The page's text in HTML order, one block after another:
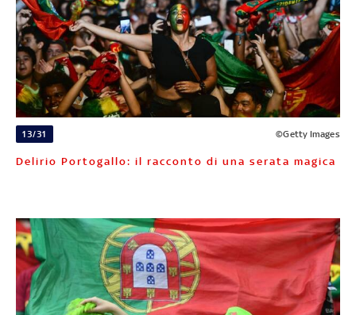
13/31 ©Getty Images
Delirio Portogallo: il racconto di una serata magica